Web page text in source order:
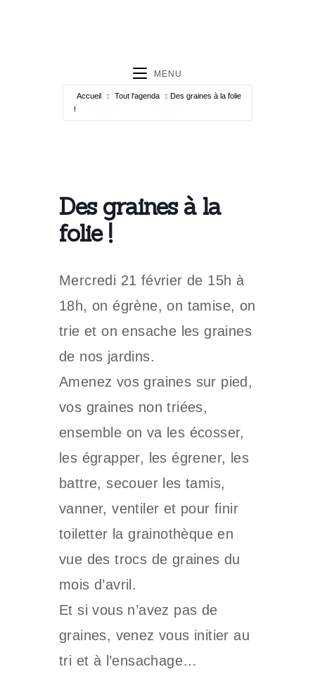
MENU
Accueil Tout l'agenda
Des graines à la folie
!
Des graines à la
folie !
Mercredi 21 février de 15h à
18h, on égrène, on tamise, on
trie et on ensache les graines
de nos jardins.
Amenez vos graines sur pied,
vos graines non triées,
ensemble on va les écosser,
les égrapper, les égrener, les
battre, secouer les tamis,
vanner, ventiler et pour finir
toiletter la grainothèque en
vue des trocs de graines du
mois d’avril.
Et si vous n’avez pas de
graines, venez vous initier au
tri et à l’ensachage…